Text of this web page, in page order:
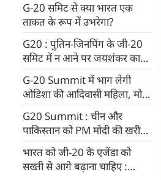
G-20 समिट से क्या भारत एक
ताकत के रूप में उभरेगा?
G20 : पुतिन-जिनपिंग के जी-20
समिट में न आने पर जयशंकर का
बयान, सम्मेलन पर नहीं पड़ेगा कोई
असर
G-20 Summit में भाग लेगी
ओडिशा की आदिवासी महिला, मोटे
अनाज से संबंधित स्टार्टअप को देंगी
बढ़ावा
G20 Summit : चीन और
पाकिस्तान को PM मोदी की खरी
खरी, कहा- अरुणाचल हो या
कश्मीर... कहीं भी कर सकते हैं
G20 मीटिंग, पढ़िए स्पेशल इंटरव्यू
भारत को जी-20 के एजेंडा को
सख्ती से आगे बढ़ाना चाहिए :